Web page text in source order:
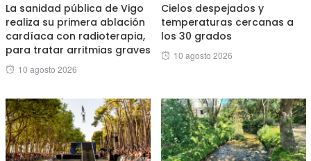
La sanidad pública de Vigo
realiza su primera ablación
cardíaca con radioterapia,
para tratar arritmias graves
Posted
10 agosto 2026
Cielos despejados y
temperaturas cercanas a
los 30 grados
Posted
10 agosto 2026